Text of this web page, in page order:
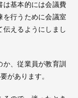
は基本的には会議費
を行うために会議室
伝えるようにしまし
、従業員が教育訓
があります。